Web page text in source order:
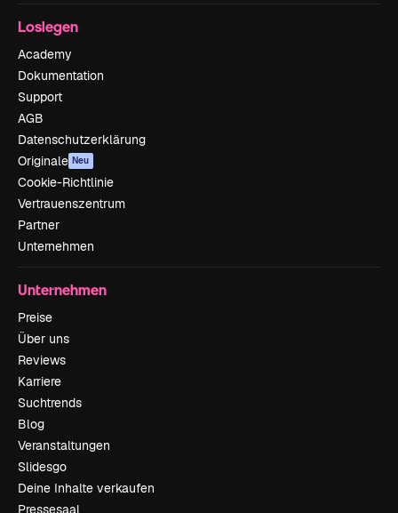
Loslegen
Academy
Dokumentation
Support
AGB
Datenschutzerklärung
Originale Neu
Cookie-Richtlinie
Vertrauenszentrum
Partner
Unternehmen
Unternehmen
Preise
Über uns
Reviews
Karriere
Suchtrends
Blog
Veranstaltungen
Slidesgo
Deine Inhalte verkaufen
Pressesaal